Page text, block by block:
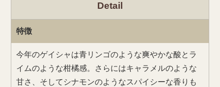
Detail
特徴
今年のゲイシャは青リンゴのような爽やかな酸とラ
イムのような柑橘感。さらにはキャラメルのような
甘さ、そしてシナモンのようなスパイシーな香りも